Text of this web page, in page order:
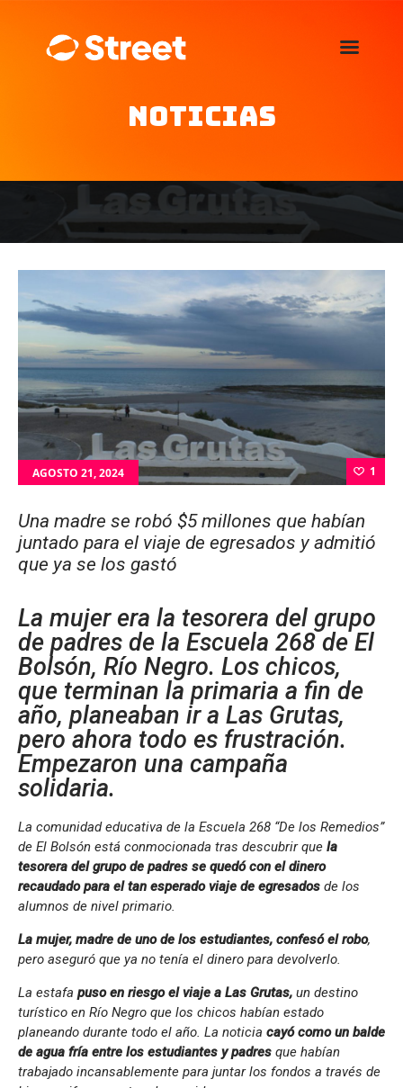
Noticias
La Street FM 101.5
Noticias
Agenda
Publicitá
Familia de auspiciantes
AGOSTO 21, 2024 1
Una madre se robó $5 millones que habían
juntado para el viaje de egresados y admitió
que ya se los gastó
La mujer era la tesorera del grupo
de padres de la Escuela 268 de El
Bolsón, Río Negro. Los chicos,
que terminan la primaria a fin de
año, planeaban ir a Las Grutas,
pero ahora todo es frustración.
Empezaron una campaña
solidaria.
La comunidad educativa de la Escuela 268 “De los Remedios”
de El Bolsón está conmocionada tras descubrir que la
tesorera del grupo de padres se quedó con el dinero
recaudado para el tan esperado viaje de egresados de los
alumnos de nivel primario.
La mujer, madre de uno de los estudiantes, confesó el robo,
pero aseguró que ya no tenía el dinero para devolverlo.
La estafa puso en riesgo el viaje a Las Grutas, un destino
turístico en Río Negro que los chicos habían estado
planeando durante todo el año. La noticia cayó como un balde
de agua fría entre los estudiantes y padres que habían
trabajado incansablemente para juntar los fondos a través de